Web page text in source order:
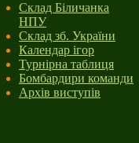
Склад Біличанка
НПУ
Склад зб. України
Календар ігор
Турнірна таблиця
Бомбардири команди
Архів виступів